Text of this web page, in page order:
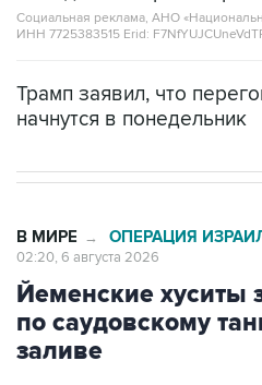
Социальная реклама, АНО
ИНН 7725383515 Erid:
Трамп заявил, что
начнутся в понедельник
В МИРЕ → ОПЕРАЦИЯ
02:20, 6 августа 2026
Йеменские хуситы
по саудовскому
заливе